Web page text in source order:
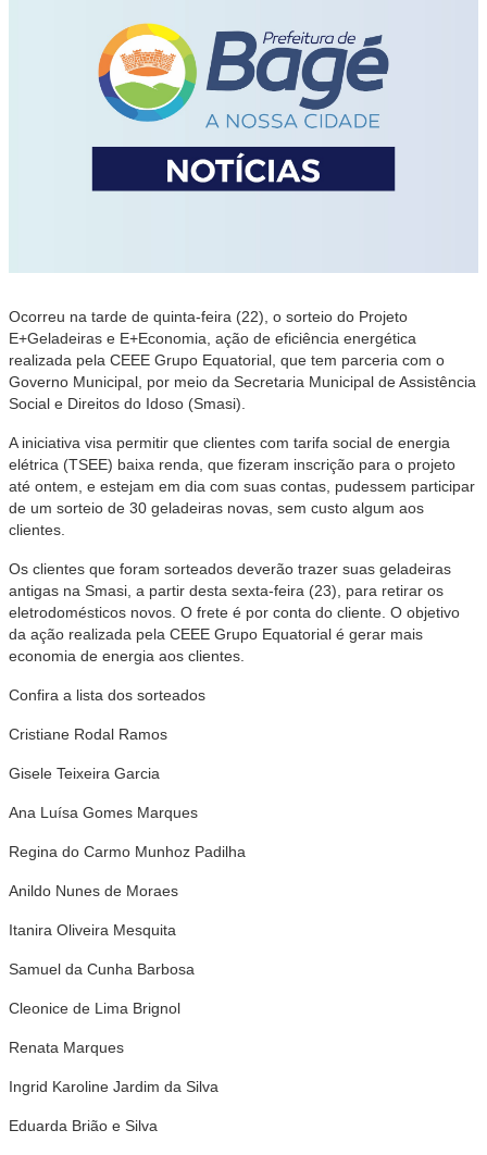
Ocorreu na tarde de quinta-feira (22), o sorteio do Projeto
E+Geladeiras e E+Economia, ação de eficiência energética
realizada pela CEEE Grupo Equatorial, que tem parceria com o
Governo Municipal, por meio da Secretaria Municipal de Assistência
Social e Direitos do Idoso (Smasi).
A iniciativa visa permitir que clientes com tarifa social de energia
elétrica (TSEE) baixa renda, que fizeram inscrição para o projeto
até ontem, e estejam em dia com suas contas, pudessem participar
de um sorteio de 30 geladeiras novas, sem custo algum aos
clientes.
Os clientes que foram sorteados deverão trazer suas geladeiras
antigas na Smasi, a partir desta sexta-feira (23), para retirar os
eletrodomésticos novos. O frete é por conta do cliente. O objetivo
da ação realizada pela CEEE Grupo Equatorial é gerar mais
economia de energia aos clientes.
Confira a lista dos sorteados
Cristiane Rodal Ramos
Gisele Teixeira Garcia
Ana Luísa Gomes Marques
Regina do Carmo Munhoz Padilha
Anildo Nunes de Moraes
Itanira Oliveira Mesquita
Samuel da Cunha Barbosa
Cleonice de Lima Brignol
Renata Marques
Ingrid Karoline Jardim da Silva
Eduarda Brião e Silva